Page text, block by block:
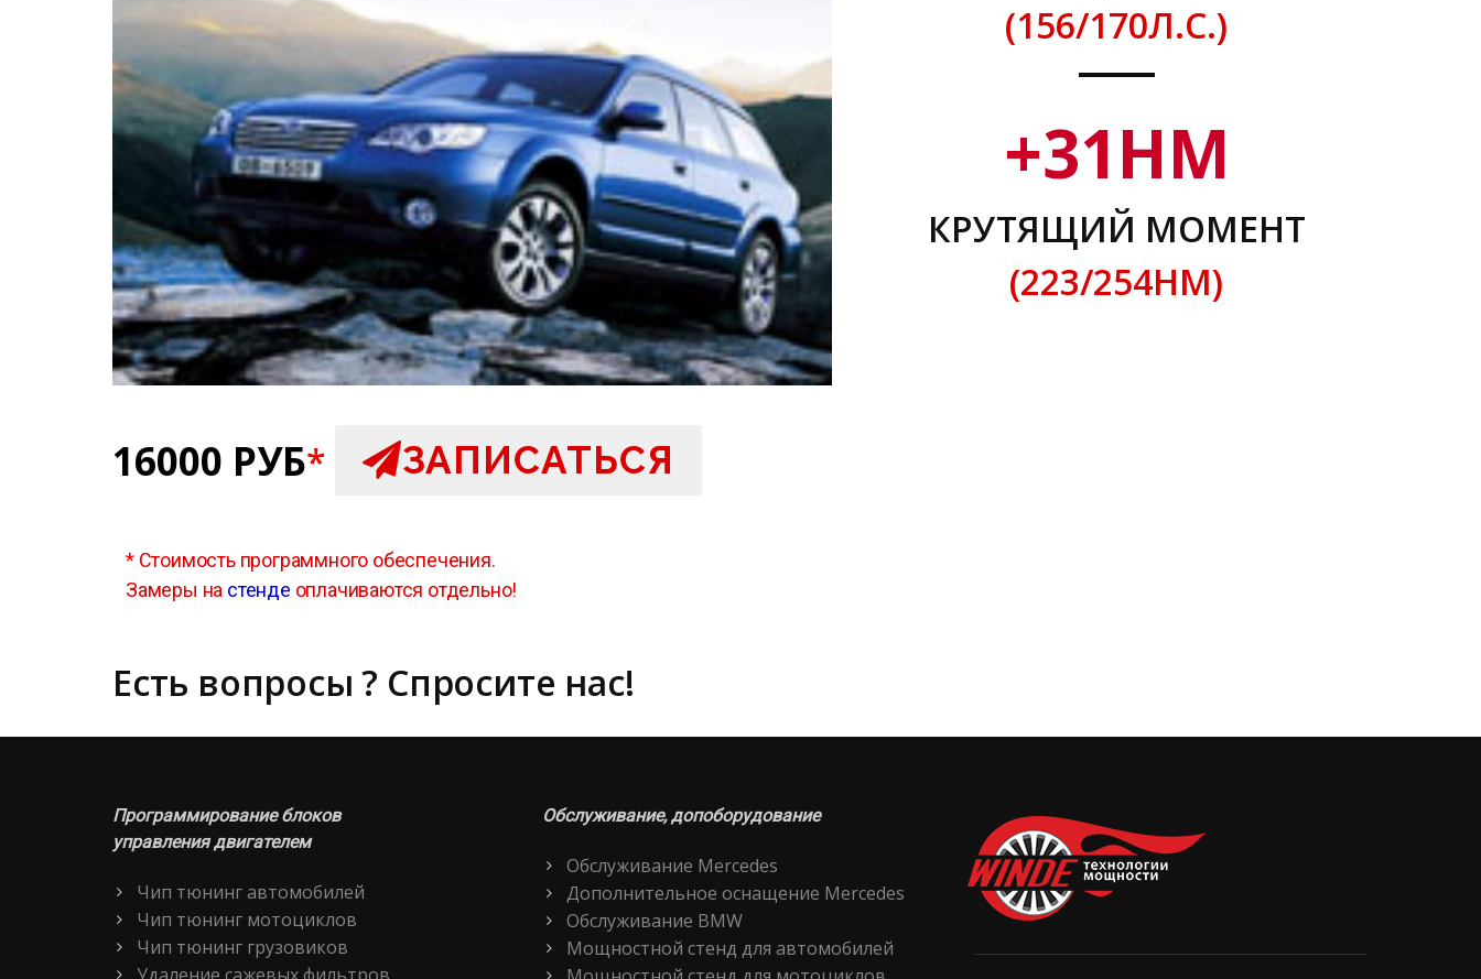
16000 РУБ* ЗАПИСАТЬСЯ
*Стоимость программного обеспечения.
Замеры на стенде оплачиваются отдельно!
(156/170Л.С.)
+31НМ
КРУТЯЩИЙ МОМЕНТ
(223/254НМ)
Есть вопросы ? Спросите нас!
Программирование блоков
управления двигателем
Чип тюнинг автомобилей
Чип тюнинг мотоциклов
Чип тюнинг грузовиков
Обслуживание, допоборудование
Обслуживание Mercedes
Дополнительное оснащение Mercedes
Обслуживание BMW
Мощностной стенд для автомобилей